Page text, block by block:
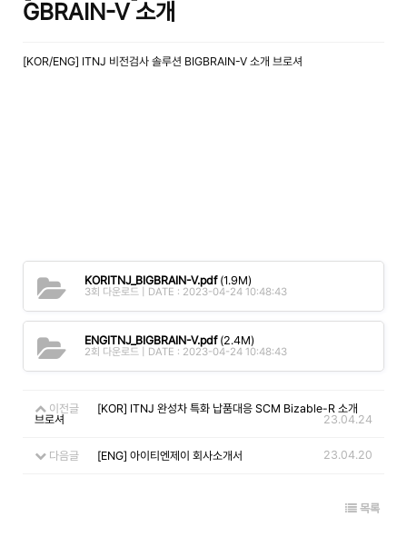
GBRAIN-V 소개
[KOR/ENG] ITNJ 비전검사 솔루션 BIGBRAIN-V 소개 브로셔
KORITNJ_BIGBRAIN-V.pdf(1.9M)
3회 다운로드 | DATE : 2023-04-24 10:48:43
ENGITNJ_BIGBRAIN-V.pdf(2.4M)
2회 다운로드 | DATE : 2023-04-24 10:48:43
이전글
[KOR] ITNJ 완성차 특화 납품대응 SCM Bizable-R 소개
브로셔
23.04.24
다음글 [ENG] 아이티엔제이 회사소개서 23.04.20
목록